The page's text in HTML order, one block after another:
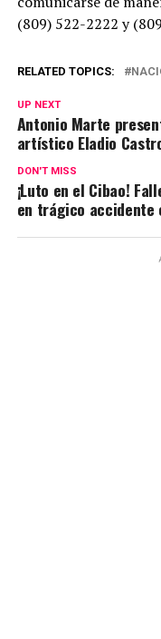
(809) 522-2222 y
RELATED TOPICS:
UP NEXT
Antonio Marte
artístico Eladio
DON'T MISS
¡Luto en el Cibao!
en trágico accidente